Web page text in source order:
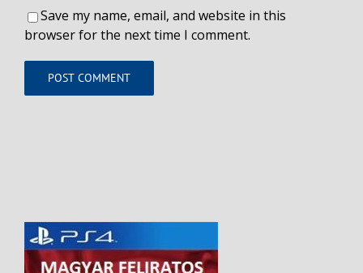
Save my name, email, and website in this
browser for the next time I comment.